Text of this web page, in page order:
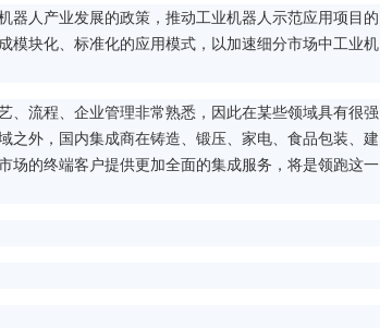
人产业发展的政策，推动工业机器人示范应用项目的
模块化、标准化的应用模式，以加速细分市场中工业机
流程、企业管理非常熟悉，因此在某些领域具有很强
之外，国内集成商在铸造、锻压、家电、食品包装、建
场的终端客户提供更加全面的集成服务，将是领跑这一